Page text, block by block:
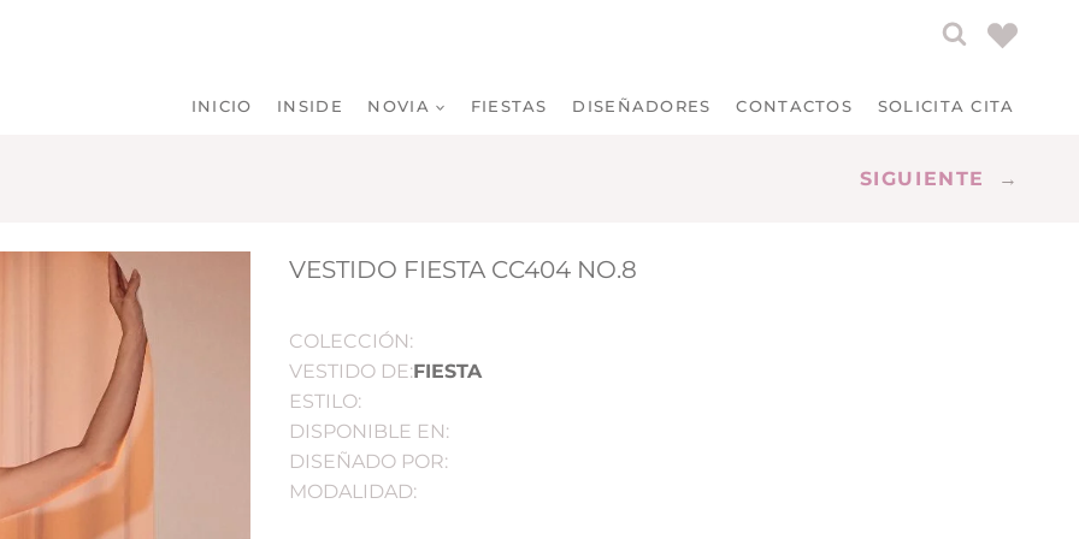
INICIO INSIDE NOVIA FIESTAS DISEÑADORES CONTACTOS SOLICITA CITA
SIGUIENTE →
VESTIDO FIESTA CC404 NO.8
COLECCIÓN:
VESTIDO DE:FIESTA
ESTILO:
DISPONIBLE EN:
DISEÑADO POR:
MODALIDAD: